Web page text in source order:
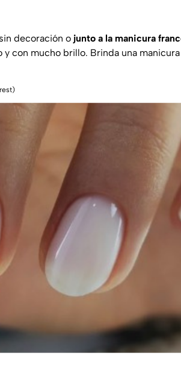
decoración o junto a la manicura
con mucho brillo. Brinda una